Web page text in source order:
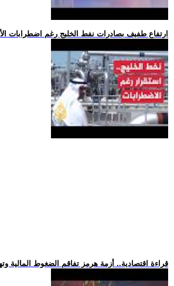
.. ارتفاع طفيف بصادرات نفط الخليج رغم اضطرابات
.. قراءة اقتصادية.. أزمة هرمز تفاقم الضغوط المالية